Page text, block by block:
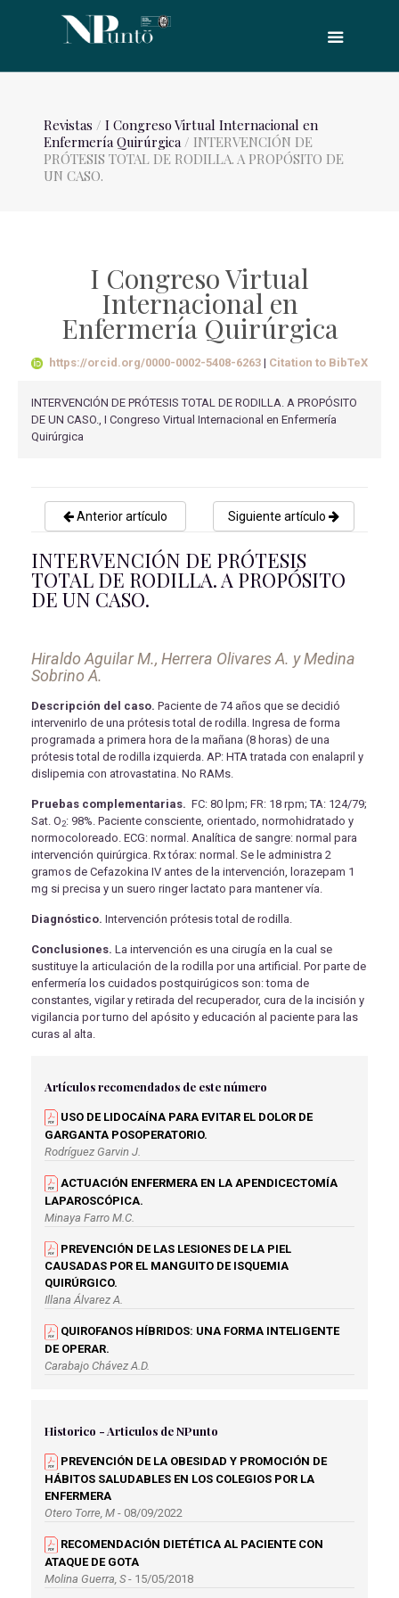
Revistas / I Congreso Virtual Internacional en
Enfermería Quirúrgica/ INTERVENCIÓN DE
PRÓTESIS TOTAL DE RODILLA. A PROPÓSITO DE
UN CASO.
I Congreso Virtual
Internacional en
Enfermería Quirúrgica
https://orcid.org/0000-0002-5408-6263| Citation to BibTeX
INTERVENCIÓN DE PRÓTESIS TOTAL DE RODILLA. A PROPÓSITO
DE UN CASO., I Congreso Virtual Internacional en Enfermería
Quirúrgica
Anterior artículo Siguiente artículo
INTERVENCIÓN DE PRÓTESIS
TOTAL DE RODILLA. A PROPÓSITO
DE UN CASO.
Hiraldo Aguilar M., Herrera Olivares A. y Medina
Sobrino A.
Descripción del caso. Paciente de 74 años que se decidió
intervenirlo de una prótesis total de rodilla. Ingresa de forma
programada a primera hora de la mañana (8 horas) de una
prótesis total de rodilla izquierda. AP: HTA tratada con enalapril y
dislipemia con atrovastatina. No RAMs.
Pruebas complementarias. FC: 80 lpm; FR: 18 rpm; TA: 124/79;
Sat. O2: 98%. Paciente consciente, orientado, normohidratado y
normocoloreado. ECG: normal. Analítica de sangre: normal para
intervención quirúrgica. Rx tórax: normal. Se le administra 2
gramos de Cefazokina IV antes de la intervención, lorazepam 1
mg si precisa y un suero ringer lactato para mantener vía.
Diagnóstico. Intervención prótesis total de rodilla.
Conclusiones. La intervención es una cirugía en la cual se
sustituye la articulación de la rodilla por una artificial. Por parte de
enfermería los cuidados postquirúgicos son: toma de
constantes, vigilar y retirada del recuperador, cura de la incisión y
vigilancia por turno del apósito y educación al paciente para las
curas al alta.
Artículos recomendados de este número
USO DE LIDOCAÍNA PARA EVITAR EL DOLOR DE
GARGANTA POSOPERATORIO.
Rodríguez Garvin J.
ACTUACIÓN ENFERMERA EN LA APENDICECTOMÍA
LAPAROSCÓPICA.
Minaya Farro M.C.
PREVENCIÓN DE LAS LESIONES DE LA PIEL
CAUSADAS POR EL MANGUITO DE ISQUEMIA
QUIRÚRGICO.
Illana Álvarez A.
QUIROFANOS HÍBRIDOS: UNA FORMA INTELIGENTE
DE OPERAR.
Carabajo Chávez A.D.
Fernández Rodríguez A.
RECOMENDACIONES Y ABORDAJE DE ENFERMERÍA A
PACIENTES MASTECTOMIZADAS.
Álvarez Torres E.M.
POSOPERATORIO.
Morales Gómez A.M.
Historico - Articulos de NPunto
PREVENCIÓN DE LA OBESIDAD Y PROMOCIÓN DE
HÁBITOS SALUDABLES EN LOS COLEGIOS POR LA
ENFERMERA
Otero Torre, M - 08/09/2022
RECOMENDACIÓN DIETÉTICA AL PACIENTE CON
ATAQUE DE GOTA
Molina Guerra, S- 15/05/2018